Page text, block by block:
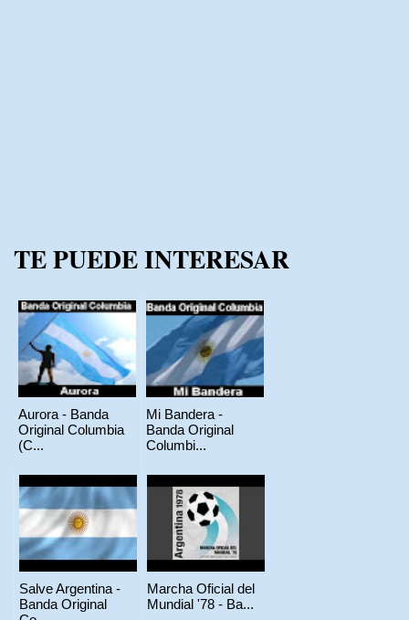
TE PUEDE INTERESAR
Aurora - Banda
Original Columbia
(C...
Mi Bandera -
Banda Original
Columbi...
Salve Argentina -
Banda Original
Marcha Oficial del
Mundial '78 - Ba...